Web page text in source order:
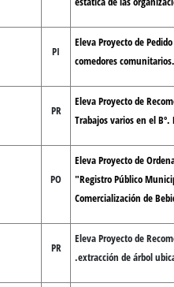
PI
Eleva Proyecto de
comedores comunitarios.
PR
Eleva Proyecto de
Trabajos varios en el Bº.
PO
Eleva Proyecto de
"Registro Público
Comercialización de
PR
Eleva Proyecto de
.extracción de árbol